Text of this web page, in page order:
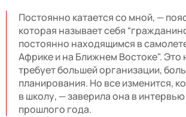
Постоянно катается со мной, —
которая называет себя
постоянно находящимся в
Африке и на Ближнем Востоке". Это
требует большей организации,
планирования. Но все изменится,
в школу, — заверила она в
прошлого года.